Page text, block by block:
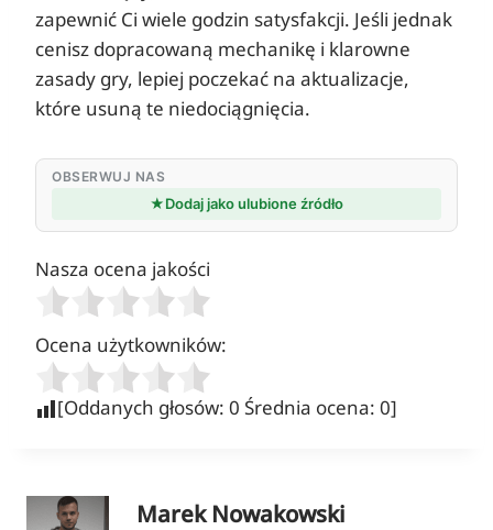
zapewnić Ci wiele godzin satysfakcji. Jeśli jednak
cenisz dopracowaną mechanikę i klarowne
zasady gry, lepiej poczekać na aktualizacje,
które usuną te niedociągnięcia.
OBSERWUJ NAS
★Dodaj jako ulubione źródło
Nasza ocena jakości
Ocena użytkowników:
[Oddanych głosów: 0 Średnia ocena: 0]
Marek Nowakowski